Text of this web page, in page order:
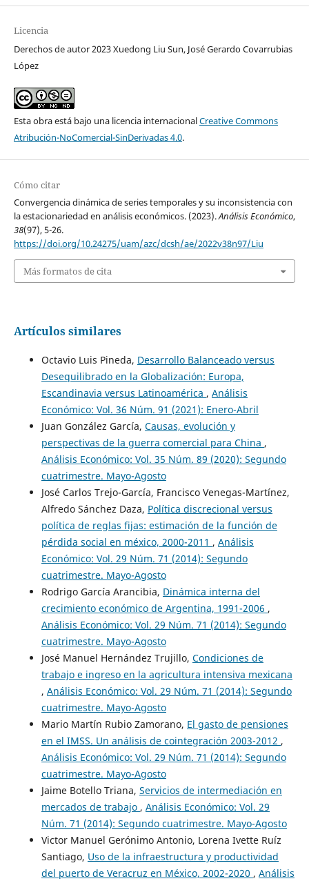
Licencia
Derechos de autor 2023 Xuedong Liu Sun, José Gerardo Covarrubias
López
Esta obra está bajo una licencia internacionalCreative Commons
Atribución-NoComercial-SinDerivadas 4.0.
Cómo citar
Convergencia dinámica de series temporales y su inconsistencia con
la estacionariedad en análisis económicos. (2023).Análisis Económico,
38(97), 5-26.
https://doi.org/10.24275/uam/azc/dcsh/ae/2022v38n97/Liu
Más formatos de cita
Artículos similares
Octavio Luis Pineda, Desarrollo Balanceado versus
Desequilibrado en la Globalización: Europa,
Escandinavia versus Latinoamérica , Análisis
Económico: Vol. 36 Núm. 91 (2021): Enero-Abril
Juan González García, Causas, evolución y
perspectivas de la guerra comercial para China ,
Análisis Económico: Vol. 35 Núm. 89 (2020): Segundo
cuatrimestre. Mayo-Agosto
José Carlos Trejo-García, Francisco Venegas-Martínez,
Alfredo Sánchez Daza, Política discrecional versus
política de reglas fijas: estimación de la función de
pérdida social en méxico, 2000-2011 , Análisis
Económico: Vol. 29 Núm. 71 (2014): Segundo
cuatrimestre. Mayo-Agosto
Rodrigo García Arancibia, Dinámica interna del
crecimiento económico de Argentina, 1991-2006 ,
Análisis Económico: Vol. 29 Núm. 71 (2014): Segundo
cuatrimestre. Mayo-Agosto
José Manuel Hernández Trujillo, Condiciones de
trabajo e ingreso en la agricultura intensiva mexicana
, Análisis Económico: Vol. 29 Núm. 71 (2014): Segundo
cuatrimestre. Mayo-Agosto
Mario Martín Rubio Zamorano, El gasto de pensiones
en el IMSS. Un análisis de cointegración 2003-2012 ,
Análisis Económico: Vol. 29 Núm. 71 (2014): Segundo
cuatrimestre. Mayo-Agosto
Jaime Botello Triana, Servicios de intermediación en
mercados de trabajo , Análisis Económico: Vol. 29
Núm. 71 (2014): Segundo cuatrimestre. Mayo-Agosto
Victor Manuel Gerónimo Antonio, Lorena Ivette Ruíz
Santiago, Uso de la infraestructura y productividad
del puerto de Veracruz en México, 2002-2020 , Análisis